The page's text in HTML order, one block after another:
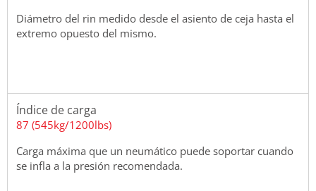
Diámetro del rin medido desde el asiento de ceja hasta el
extremo opuesto del mismo.
Índice de carga
87 (545kg/1200lbs)
Carga máxima que un neumático puede soportar cuando
se infla a la presión recomendada.